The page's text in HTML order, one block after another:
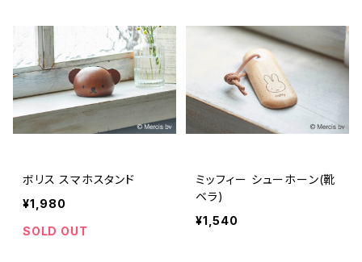
ボリス スマホスタンド
¥1,980
SOLD OUT
ミッフィー シューホーン(靴
ベラ)
¥1,540